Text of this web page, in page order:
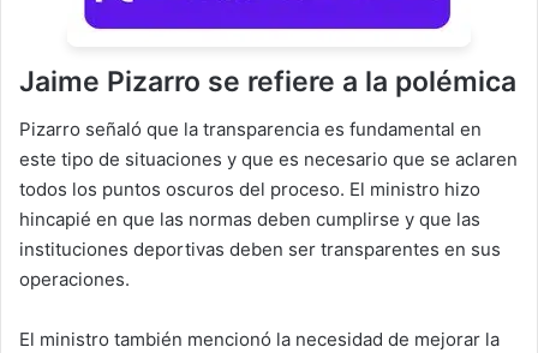
Jaime Pizarro se refiere a la polémica
Pizarro señaló que la transparencia es fundamental en
este tipo de situaciones y que es necesario que se aclaren
todos los puntos oscuros del proceso. El ministro hizo
hincapié en que las normas deben cumplirse y que las
instituciones deportivas deben ser transparentes en sus
operaciones.
El ministro también mencionó la necesidad de mejorar la